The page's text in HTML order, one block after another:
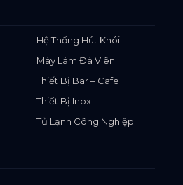
Hệ Thống Hút Khói
Máy Làm Đá Viên
Thiết Bị Bar – Cafe
Thiết Bị Inox
Tủ Lạnh Công Nghiệp